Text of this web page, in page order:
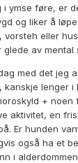
i ymse føre, er
og liker å
vorsteh eller
av mental
med det jeg
lenger i
+ noen
aktivitet, en
Er hunden
også ha et
i